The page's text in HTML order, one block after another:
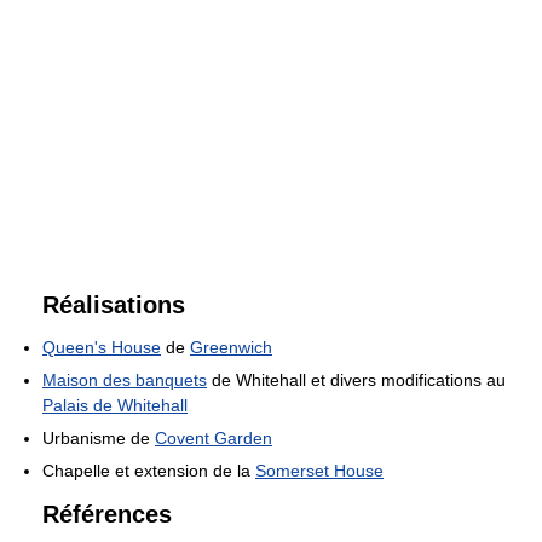
Réalisations
Queen's House de Greenwich
Maison des banquets de Whitehall et divers modifications au
Palais de Whitehall
Urbanisme de Covent Garden
Chapelle et extension de la Somerset House
Références